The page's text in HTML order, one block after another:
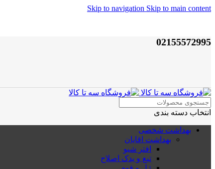
Skip to navigation Skip to main content
02155572995
انتخاب دسته بندی
بهداشت شخصی
بهداشت اقایان
افتر شیو
تیغ و یدک اصلاح